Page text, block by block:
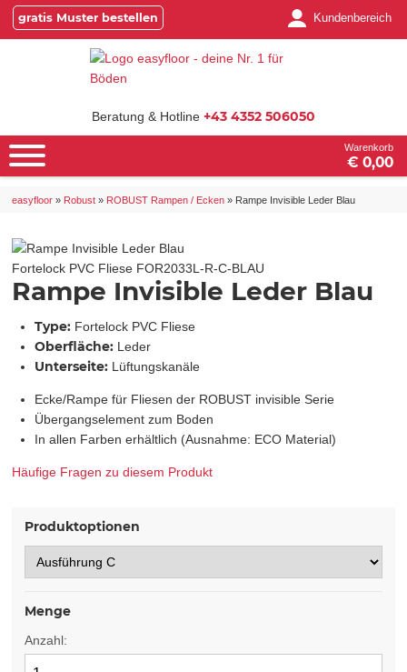
gratis Muster bestellen Kundenbereich
Beratung & Hotline +43 4352 506050
Warenkorb
€ 0,00
easyfloor » Robust » ROBUST Rampen / Ecken » Rampe Invisible Leder Blau
Fortelock PVC Fliese FOR2033L-R-C-BLAU
Rampe Invisible Leder Blau
Type: Fortelock PVC Fliese
Oberfläche: Leder
Unterseite: Lüftungskanäle
Ecke/Rampe für Fliesen der ROBUST invisible Serie
Übergangselement zum Boden
In allen Farben erhältlich (Ausnahme: ECO Material)
Häufige Fragen zu diesem Produkt
Produktoptionen
Menge
Anzahl: